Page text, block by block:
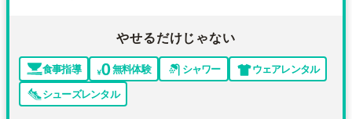
やせるだけじゃない
食事指導 無料体験 シャワー
ウェアレンタル
シューズレンタル